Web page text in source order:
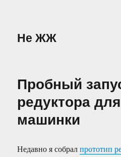
Не ЖЖ
Пробный
редуктора
машинки
Недавно я собралпрототип